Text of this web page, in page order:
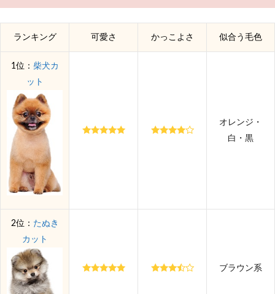
ランキング 可愛さ かっこよさ 似合う毛色
1位： 柴犬カ
ット
オレンジ・
白・黒
2位： たぬき
カット
ブラウン系